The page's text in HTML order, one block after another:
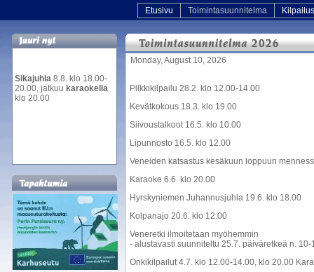
Sikajuhla 8.8. klo 18.00-
20.00, jatkuu karaokella
klo 20.00
Pilkkikilpailu 28.2. klo 12.00-14.00
Kevätkokous 18.3. klo 19.00
Siivoustalkoot 16.5. klo 10.00
Lipunnosto 16.5. klo 12.00
Veneiden katsastus kesäkuun loppuun
Karaoke 6.6. klo 20.00
Hyrskyniemen Juhannusjuhla 19.6. klo 18.00
Kolpanajo 20.6. klo 12.00
Veneretki ilmoitetaan myöhemmin
- alustavasti suunniteltu 25.7. päiväretkeä n. 10-
Onkikilpailut 4.7. klo 12.00-14.00, klo 20.00
Monday, August 10, 2026
Etusivu Toimintasuunnitelma